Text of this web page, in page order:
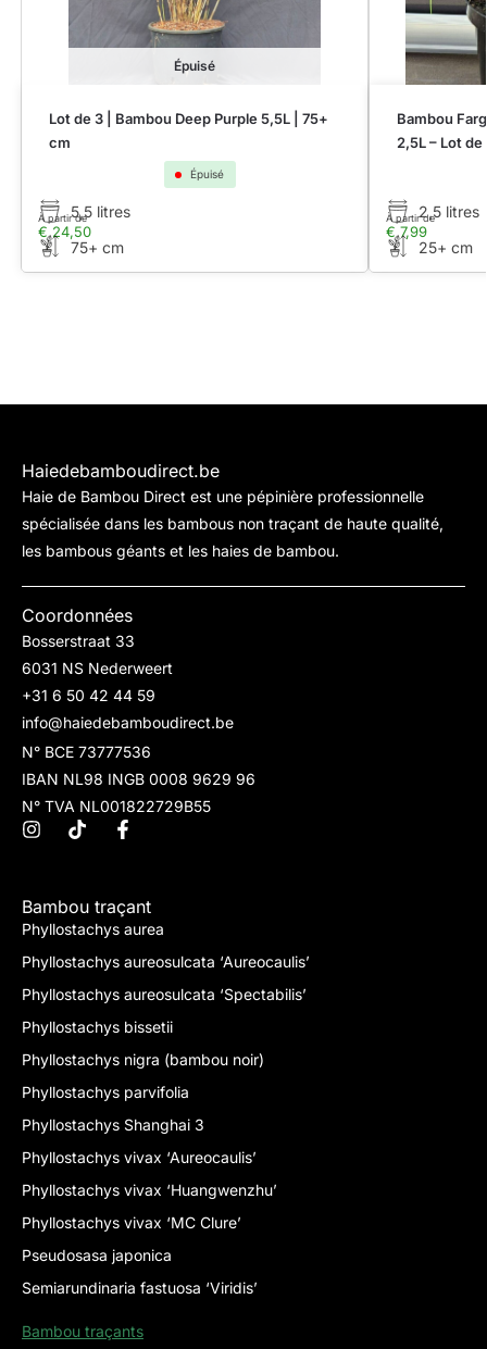
Épuisé
Lot de 3 | Bambou Deep Purple 5,5L | 75+
cm
Épuisé
€24,50
À partir de5,5 litres
75+ cm
Bambou
2,5L – Lot de
€7,99
À partir de2,5 litres
25+ cm
Haiedebamboudirect.be
Haie de Bambou Direct est une pépinière professionnelle
spécialisée dans les bambous non traçant de haute qualité,
les bambous géants et les haies de bambou.
Coordonnées
Bosserstraat 33
6031 NS Nederweert
+31 6 50 42 44 59
info@haiedebamboudirect.be
N° BCE 73777536
IBAN NL98 INGB 0008 9629 96
N° TVA NL001822729B55
Bambou traçant
Phyllostachys aurea
Phyllostachys aureosulcata ‘Aureocaulis’
Phyllostachys aureosulcata ‘Spectabilis’
Phyllostachys bissetii
Phyllostachys nigra (bambou noir)
Phyllostachys parvifolia
Phyllostachys Shanghai 3
Phyllostachys vivax ‘Aureocaulis’
Phyllostachys vivax ‘Huangwenzhu’
Phyllostachys vivax ‘MC Clure’
Pseudosasa japonica
Semiarundinaria fastuosa ‘Viridis’
Bambou traçants